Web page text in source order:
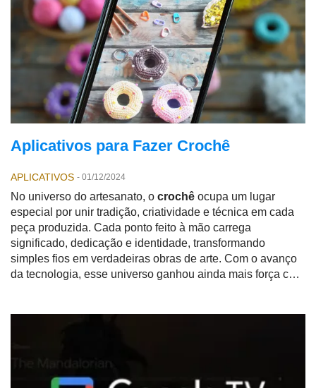
Aplicativos para Fazer Crochê
APLICATIVOS - 01/12/2024
No universo do artesanato, o crochê ocupa um lugar
especial por unir tradição, criatividade e técnica em cada
peça produzida. Cada ponto feito à mão carrega
significado, dedicação e identidade, transformando
simples fios em verdadeiras obras de arte. Com o avanço
da tecnologia, esse universo ganhou ainda mais força com